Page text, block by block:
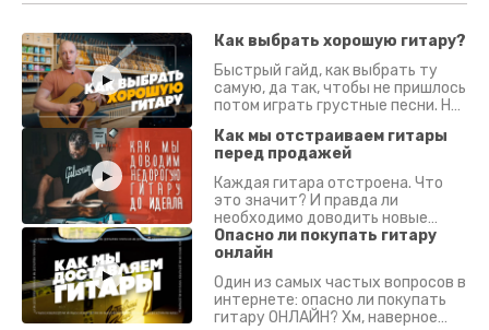
Как выбрать хорошую гитару?
Быстрый гайд, как выбрать ту
самую, да так, чтобы не пришлось
потом играть грустные песни. На
Как мы отстраиваем гитары
перед продажей
Каждая гитара отстроена. Что
это значит? И правда ли
необходимо доводить новые
гитары? Если кратко - да.
Подробно - в видео :)
Опасно ли покупать гитару
онлайн
Один из самых частых вопросов в
интернете: опасно ли покупать
гитару ОНЛАЙН? Хм, наверное